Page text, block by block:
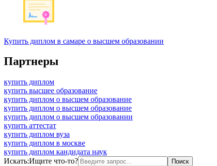
Купить диплом в самаре о высшем образовании
Партнеры
купить диплом
купить высшее образование
купить диплом о высшем образование
купить диплом о высшем образование
купить диплом о высшем образовании
купить аттестат
купить диплом вуза
купить диплом в москве
купить диплом кандидата наук
Искать:Ищите что-то?